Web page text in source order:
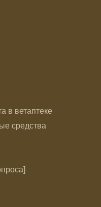
в ветаптеке
средства
]